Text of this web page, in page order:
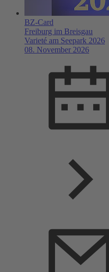
BZ-Card
Freiburg im Breisgau
Varieté am Seepark 2026
08. November 2026